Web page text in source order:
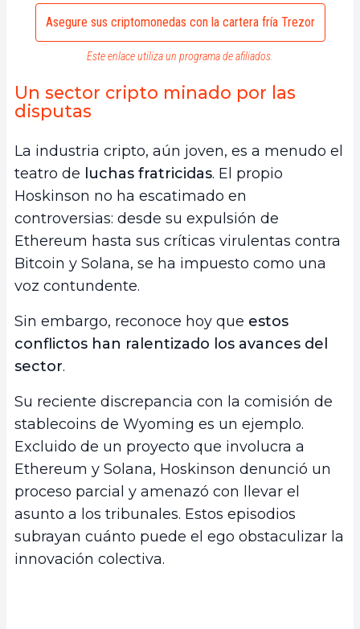
Asegure sus criptomonedas con la cartera fría Trezor
Este enlace utiliza un programa de afiliados.
Un sector cripto minado por las
disputas
La industria cripto, aún joven, es a menudo el
teatro de luchas fratricidas. El propio
Hoskinson no ha escatimado en
controversias: desde su expulsión de
Ethereum hasta sus críticas virulentas contra
Bitcoin y Solana, se ha impuesto como una
voz contundente.
Sin embargo, reconoce hoy que estos
conflictos han ralentizado los avances del
sector.
Su reciente discrepancia con la comisión de
stablecoins de Wyoming es un ejemplo.
Excluido de un proyecto que involucra a
Ethereum y Solana, Hoskinson denunció un
proceso parcial y amenazó con llevar el
asunto a los tribunales. Estos episodios
subrayan cuánto puede el ego obstaculizar la
innovación colectiva.